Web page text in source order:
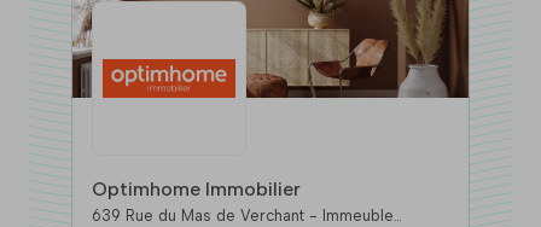
Optimhome Immobilier
639 Rue du Mas de Verchant - Immeuble